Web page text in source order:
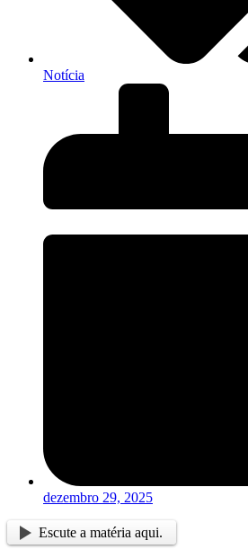
Notícia
dezembro 29, 2025
Escute a matéria aqui.